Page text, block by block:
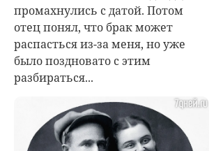
промахнулись с датой. Потом
отец понял, что брак может
распасться из-за меня, но уже
было поздновато с этим
разбираться...